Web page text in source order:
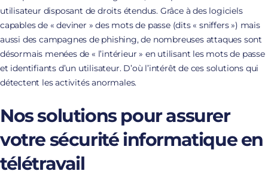
utilisateur disposant de droits étendus. Grâce à des logiciels
capables de « deviner » des mots de passe (dits « sniffers ») mais
aussi des campagnes de phishing, de nombreuses attaques sont
désormais menées de « l’intérieur » en utilisant les mots de passe
et identifiants d’un utilisateur. D’où l’intérêt de ces solutions qui
détectent les activités anormales.
Nos solutions pour assurer
votre sécurité informatique en
télétravail